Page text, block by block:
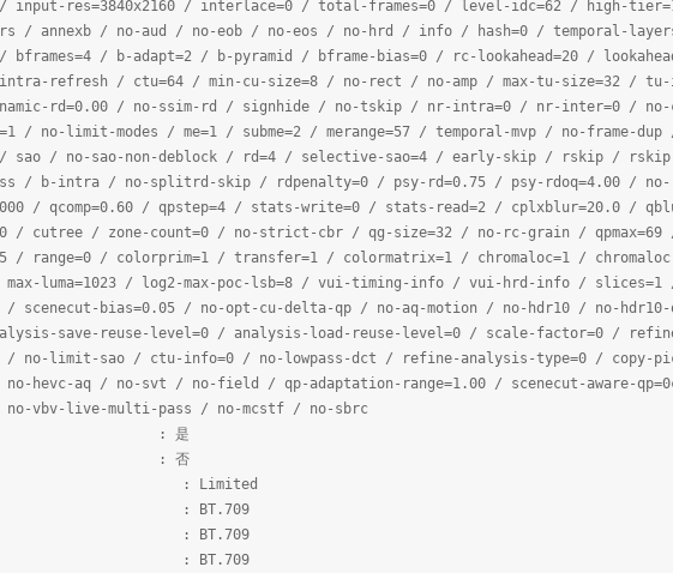
input-res=3840x2160 / interlace=0 / total-frames=0 / level-idc=62 / high-
/ annexb / no-aud / no-eob / no-eos / no-hrd / info / hash=0 / temporal-
/ bframes=4 / b-adapt=2 / b-pyramid / bframe-bias=0 / rc-lookahead=20 /
refresh / ctu=64 / min-cu-size=8 / no-rect / no-amp / max-tu-size=32 /
rd=0.00 / no-ssim-rd / signhide / no-tskip / nr-intra=0 / nr-inter=0 / no-
/ no-limit-modes / me=1 / subme=2 / merange=57 / temporal-mvp / no-frame-
/ sao / no-sao-non-deblock / rd=4 / selective-sao=4 / early-skip / rskip /
/ b-intra / no-splitrd-skip / rdpenalty=0 / psy-rd=0.75 / psy-rdoq=4.00 /
/ qcomp=0.60 / qpstep=4 / stats-write=0 / stats-read=2 / cplxblur=20.0 /
/ cutree / zone-count=0 / no-strict-cbr / qg-size=32 / no-rc-grain / qpmax=69
/ range=0 / colorprim=1 / transfer=1 / colormatrix=1 / chromaloc=1 /
/ max-luma=1023 / log2-max-poc-lsb=8 / vui-timing-info / vui-hrd-info /
/ scenecut-bias=0.05 / no-opt-cu-delta-qp / no-aq-motion / no-hdr10 / no-
save-reuse-level=0 / analysis-load-reuse-level=0 / scale-factor=0 /
/ no-limit-sao / ctu-info=0 / no-lowpass-dct / refine-analysis-type=0 / copy-
hevc-aq / no-svt / no-field / qp-adaptation-range=1.00 / scenecut-aware-
no-vbv-live-multi-pass / no-mcstf / no-sbrc
: 是
: 否
围 : Limited
色 : BT.709
性 : BT.709
数 : BT.709